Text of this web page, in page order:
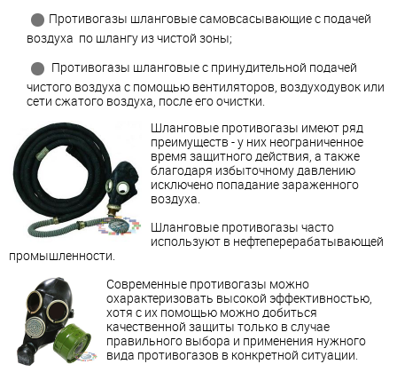
Противогазы шланговые самовсасывающие с подачей
воздуха по шлангу из чистой зоны;
Противогазы шланговые с принудительной подачей
чистого воздуха с помощью вентиляторов, воздуходувок или
сети сжатого воздуха, после его очистки.
Шланговые противогазы имеют ряд
преимуществ - у них неограниченное
время защитного действия, а также
благодаря избыточному давлению
исключено попадание зараженного
воздуха.
Шланговые противогазы часто
используют в нефтеперерабатывающей
промышленности.
Современные противогазы можно
охарактеризовать высокой эффективностью,
хотя с их помощью можно добиться
качественной защиты только в случае
правильного выбора и применения нужного
вида противогазов в конкретной ситуации.